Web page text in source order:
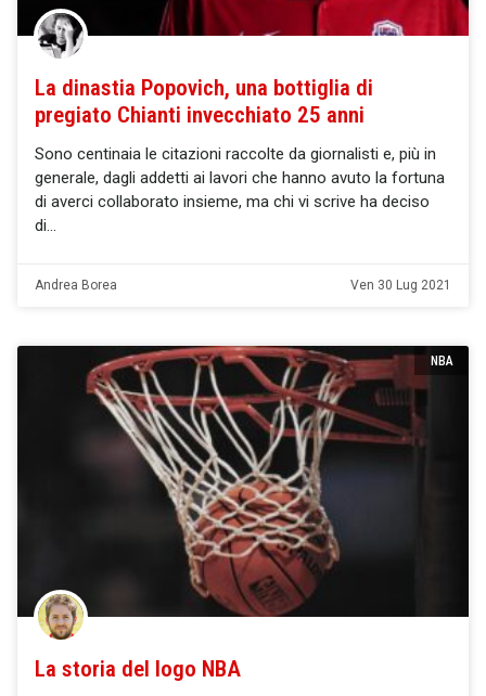
La dinastia Popovich, una bottiglia di
pregiato Chianti invecchiato 25 anni
Sono centinaia le citazioni raccolte da giornalisti e, più in
generale, dagli addetti ai lavori che hanno avuto la fortuna
di averci collaborato insieme, ma chi vi scrive ha deciso
di
Andrea Borea Ven 30 Lug 2021
NBA
La storia del logo NBA